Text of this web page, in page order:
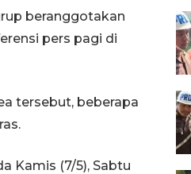
beranggotakan
pers pagi di
tersebut, beberapa
Kamis (7/5), Sabtu